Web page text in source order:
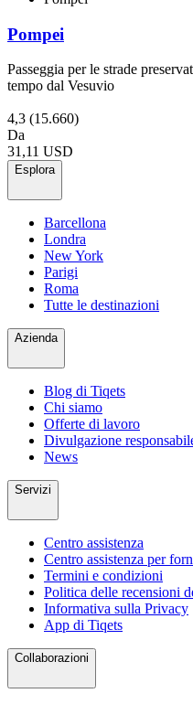
Pompei
Passeggia per le strade
tempo dal Vesuvio
4,3 (15.660)
Da
31,11 USD
Esplora
Barcellona
Londra
New York
Parigi
Roma
Tutte le destinazioni
Azienda
Blog di Tiqets
Chi siamo
Offerte di lavoro
Divulgazione
News
Servizi
Centro assistenza
Centro assistenza per
Termini e condizioni
Politica delle recensioni
Informativa sulla Privacy
App di Tiqets
Collaborazioni